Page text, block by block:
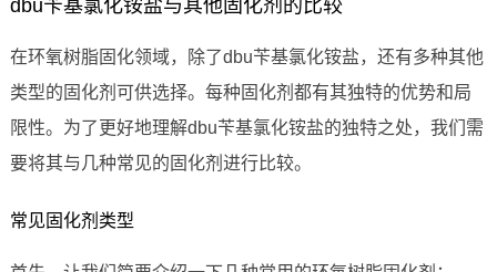
dbu苄基氯化铵盐与其他固化剂的比较
在环氧树脂固化领域，除了dbu苄基氯化铵盐，还有多种其他
类型的固化剂可供选择。每种固化剂都有其独特的优势和局
限性。为了更好地理解dbu苄基氯化铵盐的独特之处，我们需
要将其与几种常见的固化剂进行比较。
常见固化剂类型